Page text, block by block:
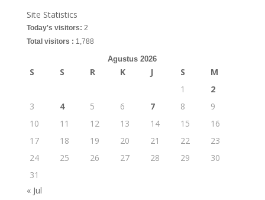
Site Statistics
Today's visitors: 2
Total visitors : 1,788
Agustus 2026
S S R K J S
M
1
2
3
4 5 6 7 8
9
10
11 12 13 14 15
16
17
18 19 20 21 22
23
24
25 26 27 28 29
30
31
« Jul